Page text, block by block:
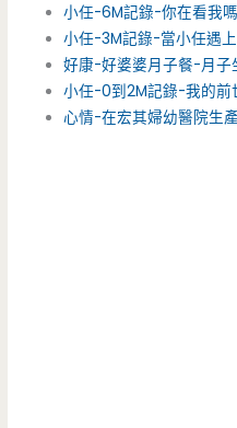
小任-6M記錄-你在看我
小任-3M記錄-當小任遇
好康-好婆婆月子餐-月子
小任-0到2M記錄-我的前
心情-在宏其婦幼醫院生